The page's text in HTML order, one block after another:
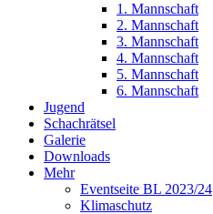
1. Mannschaft
2. Mannschaft
3. Mannschaft
4. Mannschaft
5. Mannschaft
6. Mannschaft
Jugend
Schachrätsel
Galerie
Downloads
Mehr
Eventseite BL 2023/24
Klimaschutz